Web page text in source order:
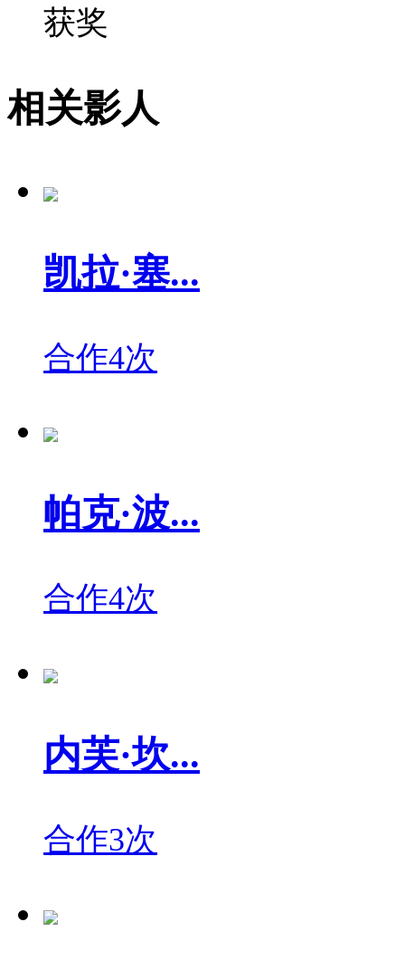
获奖
相关影人
凯拉·塞...
合作4次
帕克·波...
合作4次
内芙·坎...
合作3次